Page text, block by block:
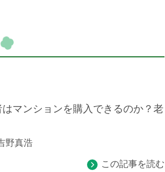
マンションを購入できるのか？老
野真浩
この記事を読む